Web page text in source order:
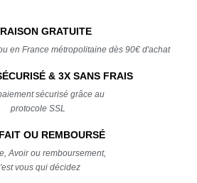
GRATUITE
en France métropolitaine dès 90€ d'achat
& 3X SANS FRAIS
sécurisé grâce au
protocole SSL
OU REMBOURSÉ
Avoir ou remboursement,
vous qui décidez